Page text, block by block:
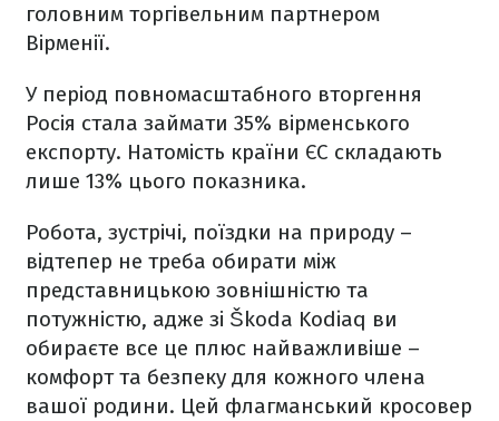
головним торгівельним партнером
Вірменії.
У період повномасштабного вторгення
Росія стала займати 35% вірменського
експорту. Натомість країни ЄС складають
лише 13% цього показника.
Робота, зустрічі, поїздки на природу –
відтепер не треба обирати між
представницькою зовнішністю та
потужністю, адже зі Škoda Kodiaq ви
обираєте все це плюс найважливіше –
комфорт та безпеку для кожного члена
вашої родини. Цей флагманський кросовер